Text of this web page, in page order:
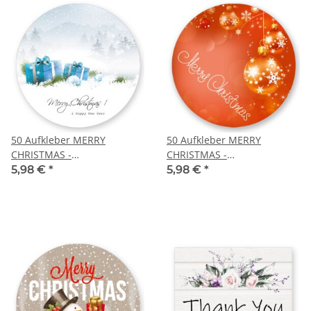
50 Aufkleber MERRY
CHRISTMAS -
Weihnachtsmotiv Rund Ø
5,98 € *
50 Aufkleber MERRY
CHRISTMAS -
Weihnachtsmotiv Rund Ø
5,98 € *